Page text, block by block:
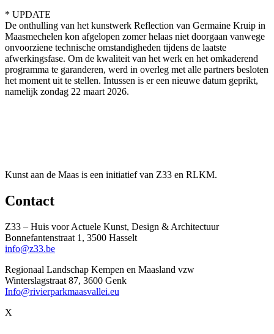
* UPDATE
De onthulling van het kunstwerk Reflection van Germaine Kruip in
Maasmechelen kon afgelopen zomer helaas niet doorgaan vanwege
onvoorziene technische omstandigheden tijdens de laatste
afwerkingsfase. Om de kwaliteit van het werk en het omkaderend
programma te garanderen, werd in overleg met alle partners besloten
het moment uit te stellen. Intussen is er een nieuwe datum geprikt,
namelijk zondag 22 maart 2026.
Kunst aan de Maas is een initiatief van Z33 en RLKM.
Contact
Z33 – Huis voor Actuele Kunst, Design & Architectuur
Bonnefantenstraat 1, 3500 Hasselt
info@z33.be
Regionaal Landschap Kempen en Maasland vzw
Winterslagstraat 87, 3600 Genk
Info@rivierparkmaasvallei.eu
X